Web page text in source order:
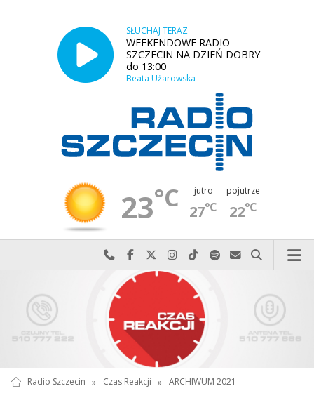
SŁUCHAJ TERAZ
WEEKENDOWE RADIO
SZCZECIN NA DZIEŃ DOBRY
do 13:00
Beata Użarowska
23°C jutro
27°C
pojutrze
22°C
Najlepiej po prostu do nas zadzwoń
Odwiedź nas na Facebook-u
Odwiedź nas na X
Odwiedź nas na Instagram-ie
Odwiedź nas na TikTok-u
Szukaj nas na Spotify
Wyślij do nas
Szukaj
Radio Szczecin » Czas Reakcji » ARCHIWUM 2021